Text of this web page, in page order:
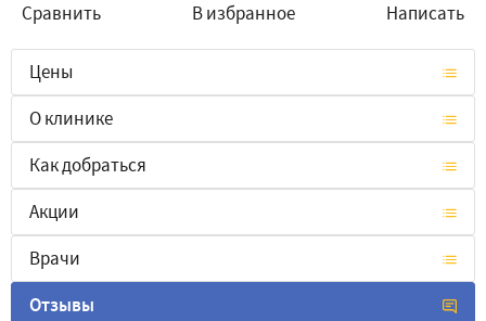
Сравнить В избранное Написать
Цены
О клинике
Как добраться
Акции
Врачи
Отзывы